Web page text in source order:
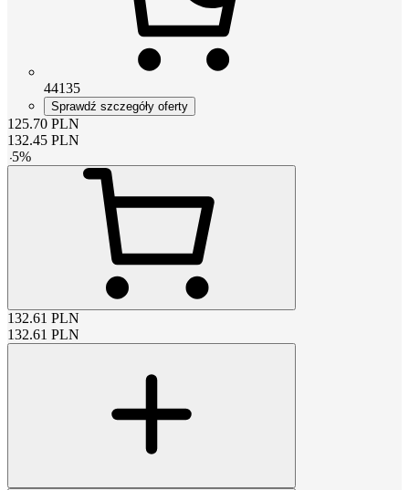
44135
Sprawdź szczegóły oferty
125.70 PLN
132.45 PLN
-5%
132.61 PLN
132.61 PLN